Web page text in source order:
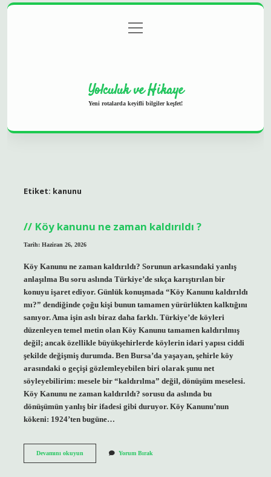
Gizlilik Politikası
menüyü
aç
Yolculuk ve Hikaye
Yeni rotalarda keyifli bilgiler keşfet!
Etiket: kanunu
Köy kanunu ne zaman kaldırıldı ?
Tarih: Haziran 26, 2026
Köy Kanunu ne zaman kaldırıldı? Sorunun arkasındaki yanlış
anlaşılma Bu soru aslında Türkiye’de sıkça karıştırılan bir
konuyu işaret ediyor. Günlük konuşmada “Köy Kanunu kaldırıldı
mı?” dendiğinde çoğu kişi bunun tamamen yürürlükten kalktığını
sanıyor. Ama işin aslı biraz daha farklı. Türkiye’de köyleri
düzenleyen temel metin olan Köy Kanunu tamamen kaldırılmış
değil; ancak özellikle büyükşehirlerde köylerin idari yapısı ciddi
şekilde değişmiş durumda. Ben Bursa’da yaşayan, şehirle köy
arasındaki o geçişi gözlemleyebilen biri olarak şunu net
söyleyebilirim: mesele bir “kaldırılma” değil, dönüşüm meselesi.
Köy Kanunu ne zaman kaldırıldı? sorusu da aslında bu
dönüşümün yanlış bir ifadesi gibi duruyor. Köy Kanunu’nun
kökeni: 1924’ten bugüne…
Devamını okuyunKöy
Yorum Bırak